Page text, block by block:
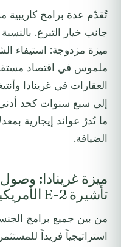
تُقدّم عدة برامج كاريبية
جانب خيار التبرع.
ميزة مزدوجة: استيفاء
ملموس في اقتصاد
العقارات في غرينادا
إلى سبع سنوات كحد أدنى
الضيافة.
ميزة غرينادا:
تأشيرة E-2 الأمريكية
من بين جميع برامج
استراتيجياً فريداً